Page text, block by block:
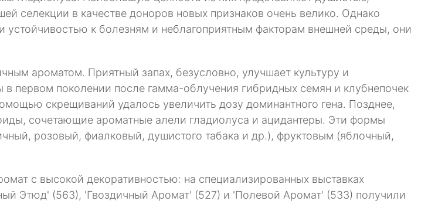
селекции в качестве доноров новых признаков очень велико. Однако
к болезням и неблагоприятным факторам внешней среды, они
ароматом. Приятный запах, безусловно, улучшает культуру и
первом поколении после гамма-облучения гибридных семян и клубнепочек
скрещиваний удалось увеличить дозу доминантного гена. Позднее,
сочетающие ароматные алели гладиолуса и ацидантеры. Эти формы
розовый, фиалковый, душистого табака и др.), фруктовым (яблочный,
с высокой декоративностью: на специализированных выставках
Этюд' (563), 'Гвоздичный Аромат' (527) и 'Полевой Аромат' (533) получили